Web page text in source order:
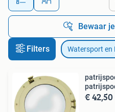
Bewaar
Filters Watersport en
patrijspoort
€ 42,50